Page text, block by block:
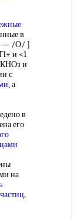
в
— /О/ ]
и <1
КНОз и
с
, а
в
его
на
,